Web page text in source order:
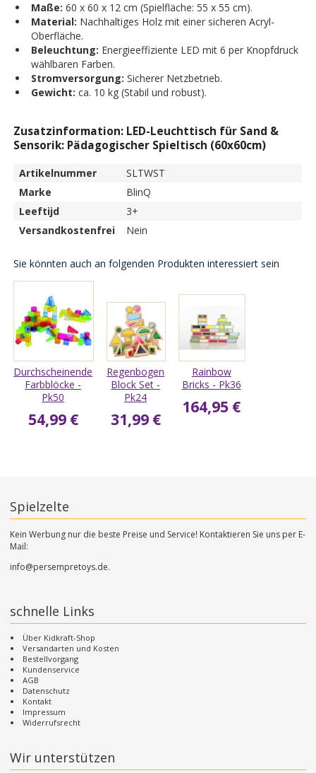
Maße: 60 x 60 x 12 cm (Spielfläche: 55 x 55 cm).
Material: Nachhaltiges Holz mit einer sicheren Acryl-
Oberfläche.
Beleuchtung: Energieeffiziente LED mit 6 per Knopfdruck
wählbaren Farben.
Stromversorgung: Sicherer Netzbetrieb.
Gewicht: ca. 10 kg (Stabil und robust).
Zusatzinformation: LED-Leuchttisch für Sand &
Sensorik: Pädagogischer Spieltisch (60x60cm)
Artikelnummer
SLTWST
Marke
BlinQ
Leeftijd
3+
Versandkostenfrei
Nein
Sie könnten auch an folgenden Produkten interessiert sein
Durchscheinende
Farbblöcke -
Pk50
54,99 €
Regenbogen
Block Set -
Pk24
31,99 €
Rainbow
Bricks - Pk36
164,95 €
Spielzelte
Kein Werbung nur die beste Preise und Service! Kontaktieren Sie uns per E-
Mail:
info@persempretoys.de.
schnelle Links
Über Kidkraft-Shop
Versandarten und Kosten
Bestellvorgang
Kundenservice
AGB
Datenschutz
Kontakt
Impressum
Widerrufsrecht
Wir unterstützen